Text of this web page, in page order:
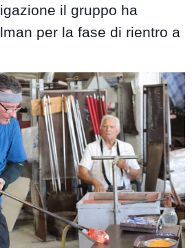
il gruppo ha
per la fase di rientro a